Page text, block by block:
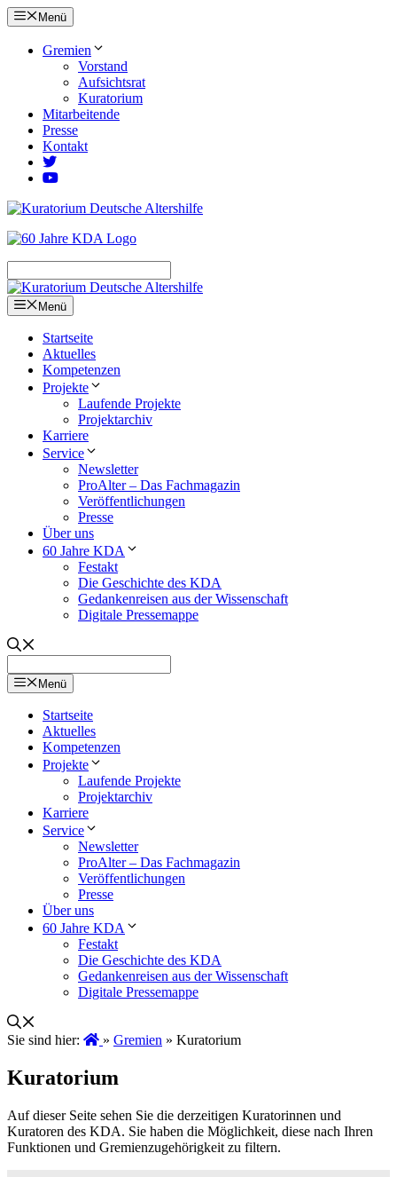
Zum
Inhalt
springen
Menü
Gremien
Vorstand
Aufsichtsrat
Kuratorium
Mitarbeitende
Presse
Kontakt
Menü
Startseite
Aktuelles
Kompetenzen
Projekte
Laufende Projekte
Projektarchiv
Karriere
Service
Newsletter
ProAlter – Das Fachmagazin
Veröffentlichungen
Presse
Über uns
60 Jahre KDA
Festakt
Die Geschichte des KDA
Gedankenreisen aus der Wissenschaft
Digitale Pressemappe
Menü
Startseite
Aktuelles
Kompetenzen
Projekte
Laufende Projekte
Projektarchiv
Karriere
Service
Newsletter
ProAlter – Das Fachmagazin
Veröffentlichungen
Presse
Über uns
60 Jahre KDA
Festakt
Die Geschichte des KDA
Gedankenreisen aus der Wissenschaft
Digitale Pressemappe
Sie sind hier: » Gremien » Kuratorium
Kuratorium
Auf dieser Seite sehen Sie die derzeitigen Kuratorinnen und
Kuratoren des KDA. Sie haben die Möglichkeit, diese nach Ihren
Funktionen und Gremienzugehörigkeit zu filtern.